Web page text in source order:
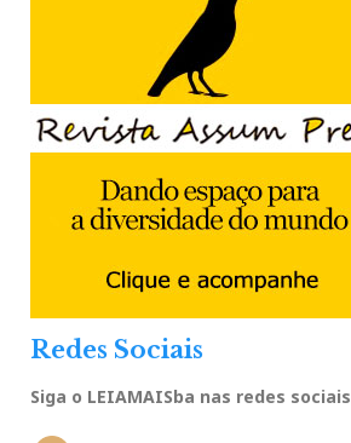
Redes Sociais
Siga o LEIAMAISba nas redes sociais